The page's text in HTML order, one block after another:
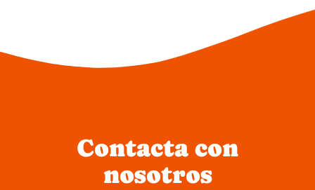
Contacta con
nosotros